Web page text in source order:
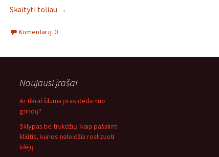
Skaityti toliau →
Komentarų: 0
Naujausi įrašai
Ar tikrai šiluma prasideda nuo
grindų?
Sklypas be trukdžių: kaip pašalinti
kliūtis, kurios neleidžia realizuoti
idėjų